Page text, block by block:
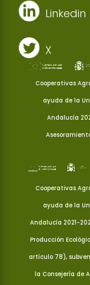
Linkedin
X
Cooperativas
ayuda de la
Andalucía
Cooperativas
ayuda de la
Andalucía 2021-
Producción
artículo 78),
la Consejería de